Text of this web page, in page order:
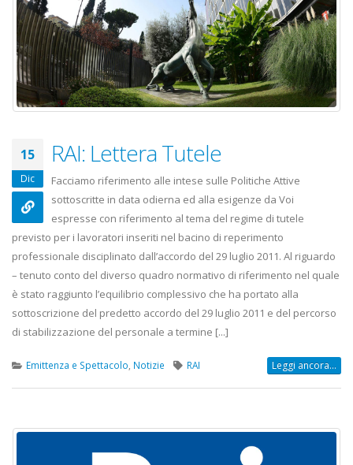
15
Dic
RAI: Lettera Tutele
Facciamo riferimento alle intese sulle Politiche Attive
sottoscritte in data odierna ed alla esigenze da Voi
espresse con riferimento al tema del regime di tutele
previsto per i lavoratori inseriti nel bacino di reperimento
professionale disciplinato dall’accordo del 29 luglio 2011. Al riguardo
– tenuto conto del diverso quadro normativo di riferimento nel quale
è stato raggiunto l’equilibrio complessivo che ha portato alla
sottoscrizione del predetto accordo del 29 luglio 2011 e del percorso
di stabilizzazione del personale a termine [...]
Emittenza e Spettacolo, Notizie RAI Leggi ancora...